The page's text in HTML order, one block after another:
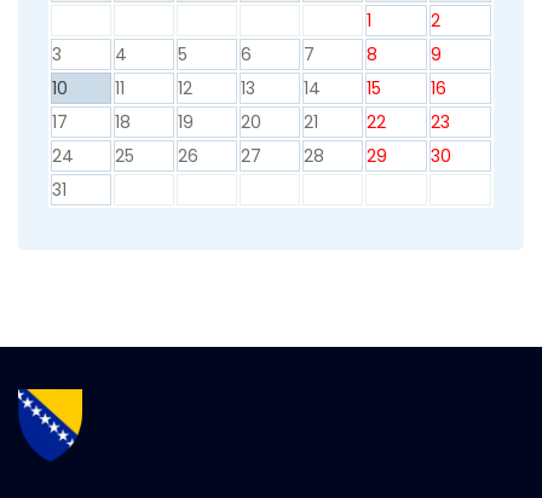
1
2
3
4 5 6 7 8
9
10
11 12 13 14 15
16
17
18 19 20 21 22
23
24
25 26 27 28 29
30
31